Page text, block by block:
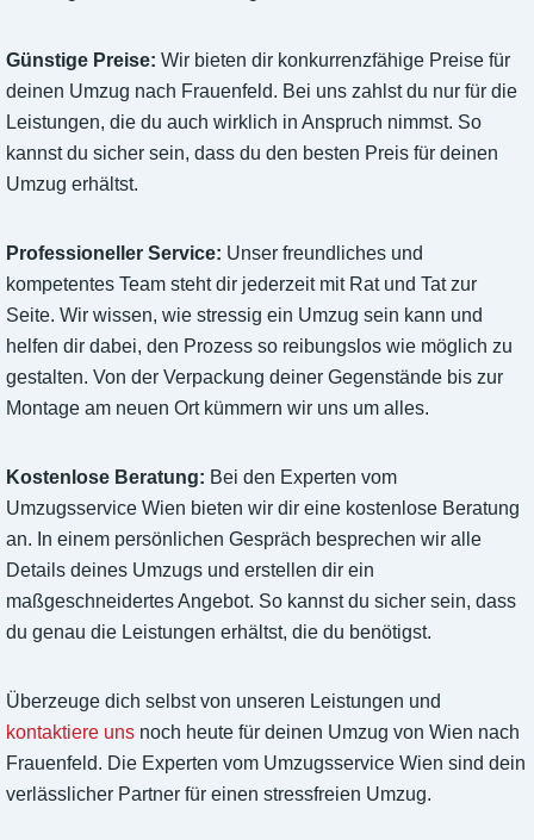
Günstige Preise: Wir bieten dir konkurrenzfähige Preise für
deinen Umzug nach Frauenfeld. Bei uns zahlst du nur für die
Leistungen, die du auch wirklich in Anspruch nimmst. So
kannst du sicher sein, dass du den besten Preis für deinen
Umzug erhältst.
Professioneller Service: Unser freundliches und
kompetentes Team steht dir jederzeit mit Rat und Tat zur
Seite. Wir wissen, wie stressig ein Umzug sein kann und
helfen dir dabei, den Prozess so reibungslos wie möglich zu
gestalten. Von der Verpackung deiner Gegenstände bis zur
Montage am neuen Ort kümmern wir uns um alles.
Kostenlose Beratung: Bei den Experten vom
Umzugsservice Wien bieten wir dir eine kostenlose Beratung
an. In einem persönlichen Gespräch besprechen wir alle
Details deines Umzugs und erstellen dir ein
maßgeschneidertes Angebot. So kannst du sicher sein, dass
du genau die Leistungen erhältst, die du benötigst.
Überzeuge dich selbst von unseren Leistungen und
kontaktiere uns noch heute für deinen Umzug von Wien nach
Frauenfeld. Die Experten vom Umzugsservice Wien sind dein
verlässlicher Partner für einen stressfreien Umzug.